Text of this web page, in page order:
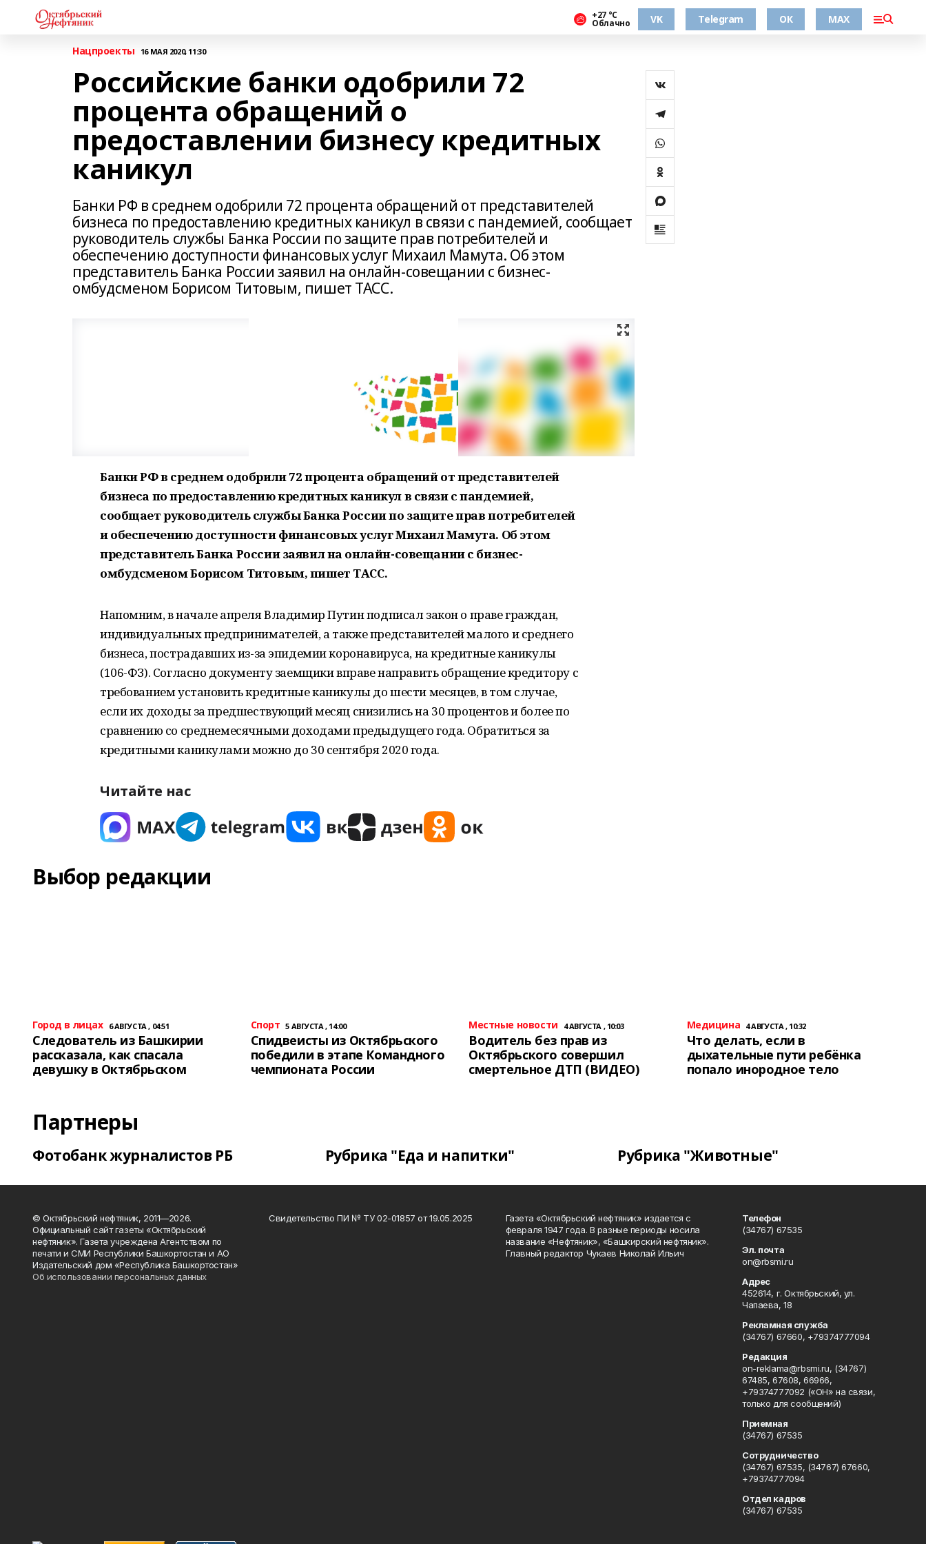
+27 °С
Облачно VK Telegram ОК MAX
Нацпроекты 16 МАЯ 2020, 11:30
Российские банки одобрили 72
процента обращений о
предоставлении бизнесу кредитных
каникул
Банки РФ в среднем одобрили 72 процента обращений от представителей
бизнеса по предоставлению кредитных каникул в связи с пандемией, сообщает
руководитель службы Банка России по защите прав потребителей и
обеспечению доступности финансовых услуг Михаил Мамута. Об этом
представитель Банка России заявил на онлайн-совещании с бизнес-
омбудсменом Борисом Титовым, пишет ТАСС.
Банки РФ в среднем одобрили 72 процента обращений от представителей
бизнеса по предоставлению кредитных каникул в связи с пандемией,
сообщает руководитель службы Банка России по защите прав потребителей
и обеспечению доступности финансовых услуг Михаил Мамута. Об этом
представитель Банка России заявил на онлайн-совещании с бизнес-
омбудсменом Борисом Титовым, пишет ТАСС.
Напомним, в начале апреля Владимир Путин подписал закон о праве граждан,
индивидуальных предпринимателей, а также представителей малого и среднего
бизнеса, пострадавших из-за эпидемии коронавируса, на кредитные каникулы
(106-ФЗ). Согласно документу заемщики вправе направить обращение кредитору с
требованием установить кредитные каникулы до шести месяцев, в том случае,
если их доходы за предшествующий месяц снизились на 30 процентов и более по
сравнению со среднемесячными доходами предыдущего года. Обратиться за
кредитными каникулами можно до 30 сентября 2020 года.
Читайте нас
Выбор редакции
Город в лицах 6 АВГУСТА , 04:51
Следователь из Башкирии
рассказала, как спасала
девушку в Октябрьском
Спорт 5 АВГУСТА , 14:00
Спидвеисты из Октябрьского
победили в этапе Командного
чемпионата России
Местные новости 4 АВГУСТА , 10:03
Водитель без прав из
Октябрьского совершил
смертельное ДТП (ВИДЕО)
Медицина 4 АВГУСТА , 10:32
Что делать, если в
дыхательные пути ребёнка
попало инородное тело
Партнеры
Фотобанк журналистов РБ Рубрика "Еда и напитки" Рубрика "Животные"
© Октябрьский нефтяник, 2011—2026.
Официальный сайт газеты «Октябрьский
нефтяник». Газета учреждена Агентством по
печати и СМИ Республики Башкортостан и АО
Издательский дом «Республика Башкортостан»
Об использовании персональных данных
Свидетельство ПИ № ТУ 02-01857 от 19.05.2025
Газета «Октябрьский нефтяник» издается с
февраля 1947 года. В разные периоды носила
название «Нефтяник», «Башкирский нефтяник».
Главный редактор Чукаев Николай Ильич
Телефон
(34767) 67535
Эл. почта
on@rbsmi.ru
Адрес
452614, г. Октябрьский, ул.
Чапаева, 18
Рекламная служба
(34767) 67660, +79374777094
Редакция
on-reklama@rbsmi.ru, (34767)
67485, 67608, 66966,
+79374777092 («ОН» на связи,
только для сообщений)
Приемная
(34767) 67535
Сотрудничество
(34767) 67535, (34767) 67660,
+79374777094
Отдел кадров
(34767) 67535